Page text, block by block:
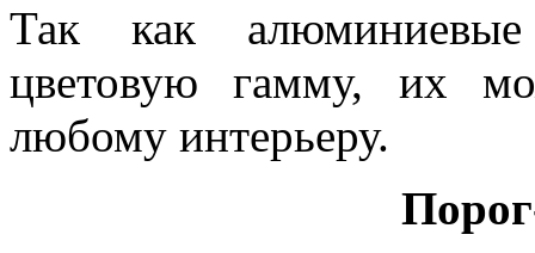
Так как
цветовую гамму, их
любому интерьеру.